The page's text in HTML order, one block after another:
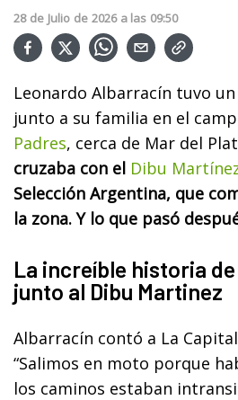
28 de Julio de 2026 a las 09:50
Leonardo Albarracín tuvo
junto a su familia en el
Padres, cerca de Mar del
cruzaba con el Dibu
Selección Argentina, que
la zona. Y lo que pasó
La increíble historia
junto al Dibu Martinez
Albarracín contó a La
“Salimos en moto porque
los caminos estaban